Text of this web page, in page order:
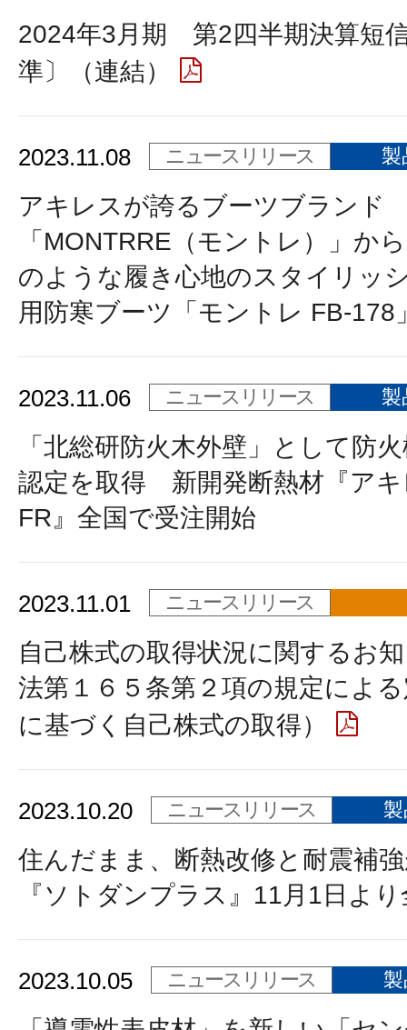
2024年3月期 第2四半期決算短
準〕（連結）
2023.11.08 ニュースリリース 製
アキレスが誇るブーツブランド
「MONTRRE（モントレ）」か
のような履き心地のスタイリッ
用防寒ブーツ「モントレ FB-178
2023.11.06 ニュースリリース 製
「北総研防火木外壁」として防
認定を取得 新開発断熱材『ア
FR』全国で受注開始
2023.11.01 ニュースリリース
自己株式の取得状況に関するお
法第１６５条第２項の規定によ
に基づく自己株式の取得）
2023.10.20 ニュースリリース
住んだまま、断熱改修と耐震補
『ソトダンプラス』11月1日よ
2023.10.05 ニュースリリース